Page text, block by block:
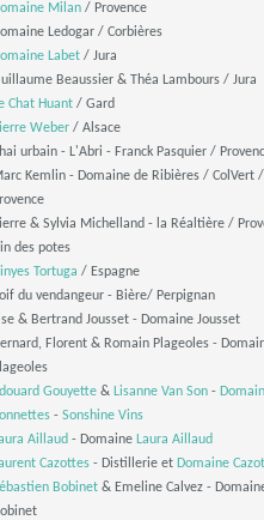
Milan/ Provence
Ledogar / Corbières
Labet/ Jura
Beaussier & Théa Lambours / Jura
Chat Huant/ Gard
Weber/ Alsace
urbain - L'Abri - Franck Pasquier /
Kemlin - Domaine de Ribières / ColVert /
& Sylvia Michelland - la Réaltière /
des potes
Tortuga / Espagne
du vendangeur - Bière/ Perpignan
& Bertrand Jousset - Domaine Jousset
Florent & Romain Plageoles -
Gouyette& Lisanne Van Son-
- Sonshine Vins
Aillaud - Domaine Laura Aillaud
Cazottes- Distillerie et Domaine
Bobinet& Emeline Calvez -